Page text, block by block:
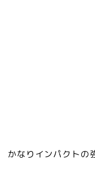
かなりインパクトの